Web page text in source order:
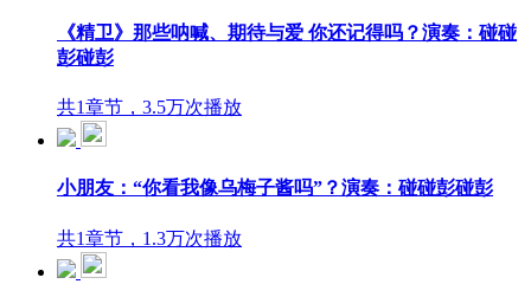
《精卫》那些呐喊、期待与爱 你还记得吗？演奏：碰碰
彭碰彭
共1章节，3.5万次播放
小朋友：“你看我像乌梅子酱吗”？演奏：碰碰彭碰彭
共1章节，1.3万次播放